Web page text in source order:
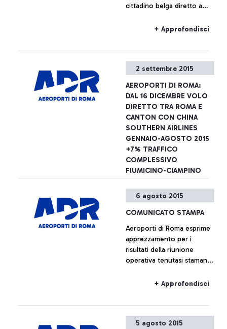
cittadino belga diretto a
salito a bordo dell’aereo
regolamenti europei e del
+ Approfondisci
2 settembre 2015
AEROPORTI DI ROMA:
DAL 16 DICEMBRE VOLO
DIRETTO TRA ROMA E
CANTON CON CHINA
SOUTHERN AIRLINES
GENNAIO-AGOSTO 2015
+7% TRAFFICO
COMPLESSIVO
FIUMICINO-CIAMPINO
- insieme a China Southern
nuovo collegamento tra
l’aeroporto Leonardo Da
Vinci e le città di Canton e
Wuhan.
+ Approfondisci
6 agosto 2015
COMUNICATO STAMPA
Aeroporti di Roma esprime
apprezzamento per i
risultati della riunione
operativa tenutasi stamane
dell’Enac, alla quale erano
Alitalia e Enav.
+ Approfondisci
5 agosto 2015